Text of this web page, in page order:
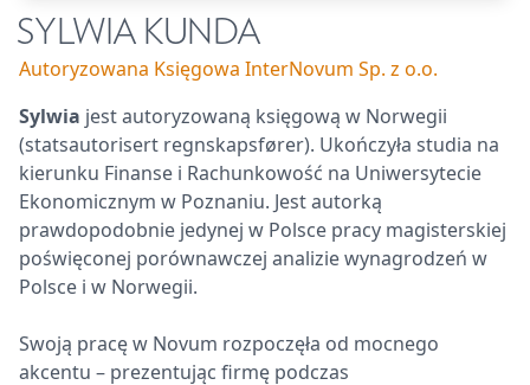
SYLWIA KUNDA
Autoryzowana Księgowa InterNovum Sp. z o.o.
Sylwia jest autoryzowaną księgową w Norwegii
(statsautorisert regnskapsfører). Ukończyła studia na
kierunku Finanse i Rachunkowość na Uniwersytecie
Ekonomicznym w Poznaniu. Jest autorką
prawdopodobnie jedynej w Polsce pracy magisterskiej
poświęconej porównawczej analizie wynagrodzeń w
Polsce i w Norwegii.
Swoją pracę w Novum rozpoczęła od mocnego
akcentu – prezentując firmę podczas